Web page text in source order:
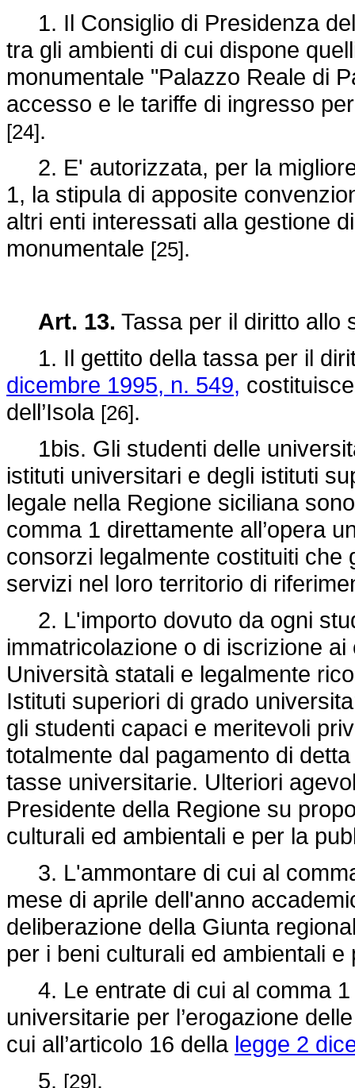
1. Il Consiglio di Presidenza
tra gli ambienti di cui dispone
monumentale "Palazzo Reale di
accesso e le tariffe di ingresso
[24].
2. E' autorizzata, per la
1, la stipula di apposite
altri enti interessati alla gestione
monumentale [25].
Art. 13. Tassa per il diritto allo
1. Il gettito della tassa per il
dicembre 1995, n. 549,
dell’Isola [26].
1bis. Gli studenti delle
istituti universitari e degli istituti
legale nella Regione siciliana
comma 1 direttamente all’opera
consorzi legalmente costituiti
servizi nel loro territorio di
2. L'importo dovuto da ogni
immatricolazione o di iscrizione
Università statali e legalmente
Istituti superiori di grado
gli studenti capaci e meritevoli
totalmente dal pagamento di
tasse universitarie. Ulteriori
Presidente della Regione su
culturali ed ambientali e per la
3. L'ammontare di cui al
mese di aprile dell'anno
deliberazione della Giunta
per i beni culturali ed ambientali
4. Le entrate di cui al comma 1
universitarie per l’erogazione
cui all’articolo 16 della legge 2
5. [29].